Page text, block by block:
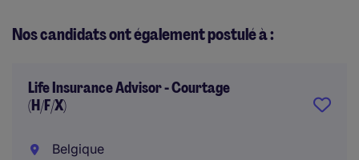
Nos candidats ont également postulé à :
Life Insurance Advisor - Courtage
(H/F/X)
Belgique